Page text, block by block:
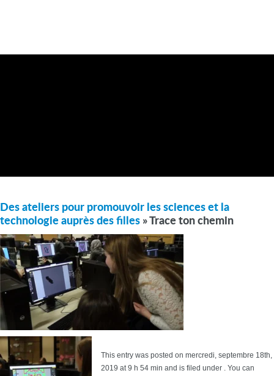
Des ateliers pour promouvoir les sciences et la
technologie auprès des filles » Trace ton chemin
This entry was posted on mercredi, septembre 18th,
2019 at 9 h 54 min and is filed under . You can